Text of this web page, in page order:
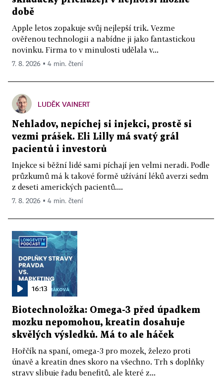
době
Apple letos zopakuje svůj nejlepší trik. Vezme
ověřenou technologii a nabídne ji jako fantastickou
novinku. Firma to v minulosti udělala v...
7. 8. 2026 ▪ 4 min. čtení
LUDĚK VAINERT
Nehladov, nepíchej si injekci, prostě si
vezmi prášek. Eli Lilly má svatý grál
pacientů i investorů
Injekce si běžní lidé sami píchají jen velmi neradi. Podle
průzkumů má k takové formě užívání léků averzi sedm
z deseti amerických pacientů....
7. 8. 2026 ▪ 4 min. čtení
16:13
Biotechnoložka: Omega-3 před úpadkem
mozku nepomohou, kreatin dosahuje
skvělých výsledků. Má to ale háček
Hořčík na spaní, omega-3 pro mozek, železo proti
únavě a kreatin dnes skoro na všechno. Trh s doplňky
stravy slibuje řadu benefitů, ale které z...